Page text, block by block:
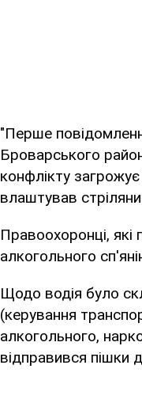
"Перше
Броварського
конфлікту
влаштував
Правоохоронці,
алкогольного
Щодо водія було
(керування
алкогольного,
відправився пішки